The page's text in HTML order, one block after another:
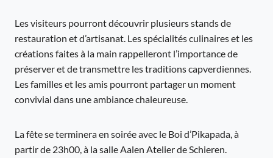
Les visiteurs pourront découvrir plusieurs stands de
restauration et d’artisanat. Les spécialités culinaires et les
créations faites à la main rappelleront l’importance de
préserver et de transmettre les traditions capverdiennes.
Les familles et les amis pourront partager un moment
convivial dans une ambiance chaleureuse.
La fête se terminera en soirée avec le Boi d’Pikapada, à
partir de 23h00, à la salle Aalen Atelier de Schieren.